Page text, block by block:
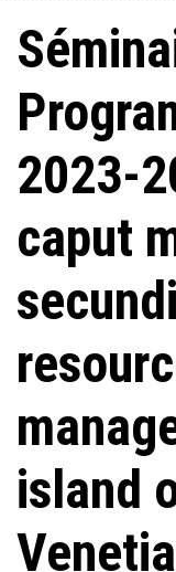
2023-
caput
island